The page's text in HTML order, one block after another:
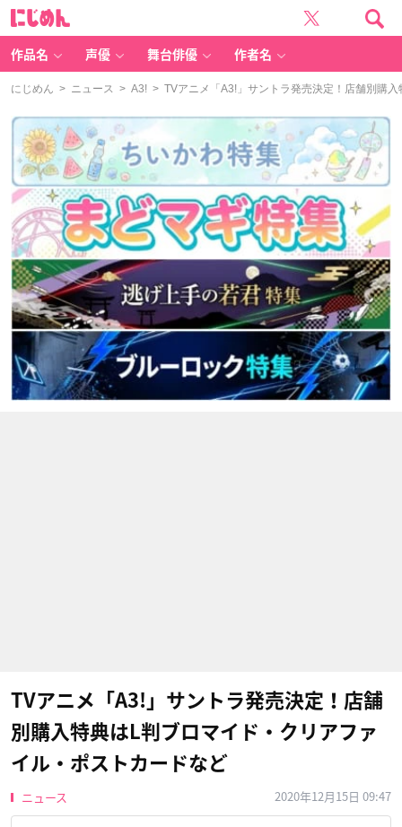
作品名 声優 舞台俳優 作者名
にじめん > ニュース > A3! > TVアニメ「A3!」サントラ発売決定！店舗別購
TVアニメ「A3!」サントラ発売決定！店舗
別購入特典はL判ブロマイド・クリアファ
イル・ポストカードなど
ニュース 2020年12月15日 09:47